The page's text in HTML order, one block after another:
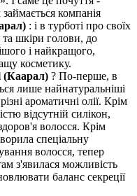
компанія
: і в турботі про своїх
та шкіри голови, до
і найкращого,
косметику.
(Каарал) ? По-перше, в
лише найнатуральніші
ароматичні олії. Крім
відсутній силікон,
волосся. Крім
спеціальну
волосся, тепер
з'явилася можливість
баланс секреції